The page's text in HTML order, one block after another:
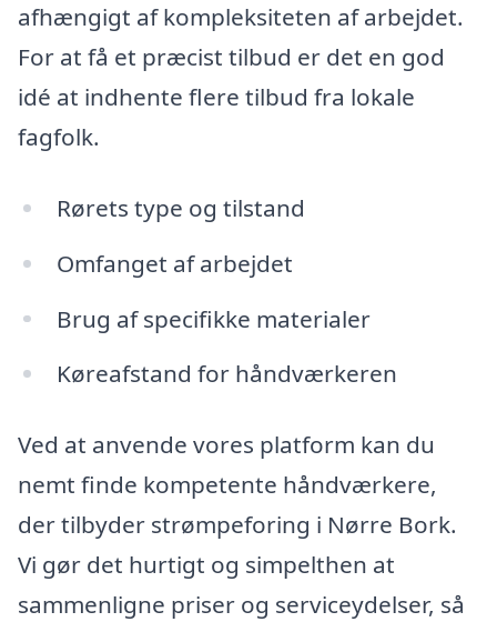
afhængigt af kompleksiteten af arbejdet.
For at få et præcist tilbud er det en god
idé at indhente flere tilbud fra lokale
fagfolk.
Rørets type og tilstand
Omfanget af arbejdet
Brug af specifikke materialer
Køreafstand for håndværkeren
Ved at anvende vores platform kan du
nemt finde kompetente håndværkere,
der tilbyder strømpeforing i Nørre Bork.
Vi gør det hurtigt og simpelthen at
sammenligne priser og serviceydelser, så